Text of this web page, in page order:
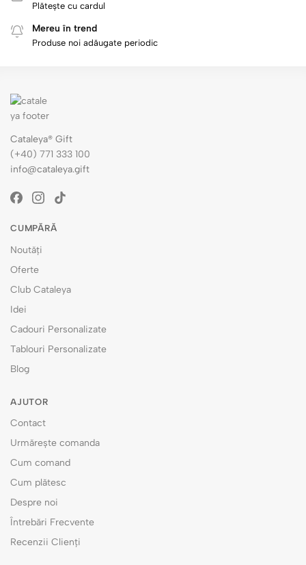
Plătește cu cardul
Mereu în trend
Produse noi adăugate periodic
Cataleya® Gift
(+40) 771 333 100
info@cataleya.gift
CUMPĂRĂ
Noutăți
Oferte
Club Cataleya
Idei
Cadouri Personalizate
Tablouri Personalizate
Blog
AJUTOR
Contact
Urmărește comanda
Cum comand
Cum plătesc
Despre noi
Întrebări Frecvente
Recenzii Clienți